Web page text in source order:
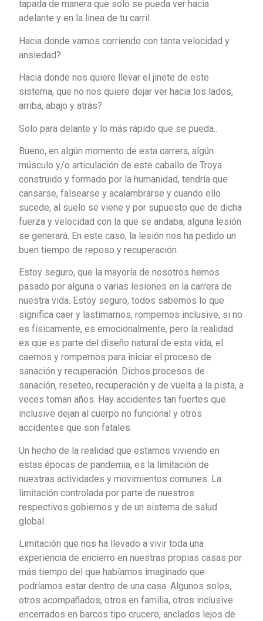
tapada de manera que solo se pueda ver hacia
adelante y en la linea de tu carril.
Hacia donde vamos corriendo con tanta velocidad y
ansiedad?
Hacia donde nos quiere llevar el jinete de este
sistema, que no nos quiere dejar ver hacia los lados,
arriba, abajo y atrás?
Solo para delante y lo más rápido que se pueda..
Bueno, en algún momento de esta carrera, algún
músculo y/o articulación de este caballo de Troya
construido y formado por la humanidad, tendría que
cansarse, falsearse y acalambrarse y cuando ello
sucede, al suelo se viene y por supuesto que de dicha
fuerza y velocidad con la que se andaba, alguna lesión
se generará. En este caso, la lesión nos ha pedido un
buen tiempo de reposo y recuperación.
Estoy seguro, que la mayoría de nosotros hemos
pasado por alguna o varias lesiones en la carrera de
nuestra vida. Estoy seguro, todos sabemos lo que
significa caer y lastimarnos, rompernos inclusive, si no
es físicamente, es emocionalmente, pero la realidad
es que es parte del diseño natural de esta vida, el
caernos y rompernos para iniciar el proceso de
sanación y recuperación. Dichos procesos de
sanación, reseteo, recuperación y de vuelta a la pista, a
veces toman años. Hay accidentes tan fuertes que
inclusive dejan al cuerpo no funcional y otros
accidentes que son fatales.
Un hecho de la realidad que estamos viviendo en
estas épocas de pandemia, es la limitación de
nuestras actividades y movimientos comunes. La
limitación controlada por parte de nuestros
respectivos gobiernos y de un sistema de salud
global.
Limitación que nos ha llevado a vivir toda una
experiencia de encierro en nuestras propias casas por
más tiempo del que habíamos imaginado que
podríamos estar dentro de una casa. Algunos solos,
otros acompañados, otros en familia, otros inclusive
encerrados en barcos tipo crucero, anclados lejos de